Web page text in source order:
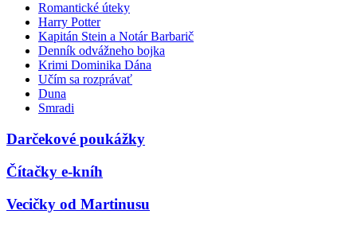
Romantické úteky
Harry Potter
Kapitán Stein a Notár Barbarič
Denník odvážneho bojka
Krimi Dominika Dána
Učím sa rozprávať
Duna
Smradi
Darčekové poukážky
Čítačky e-kníh
Vecičky od Martinusu